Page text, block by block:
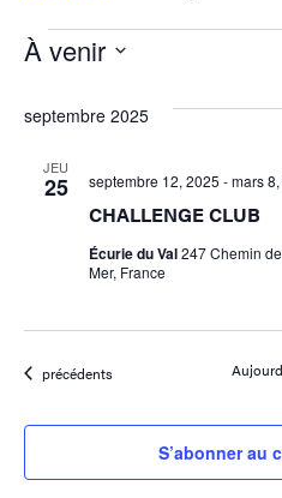
À venir
date.
septembre 2025
JEU
25
CHALLENGE CLUB
septembre 12, 2025 -mars
Écurie du Val247 Chemin
Mer, France
Évènements
précédents
S’abonner au